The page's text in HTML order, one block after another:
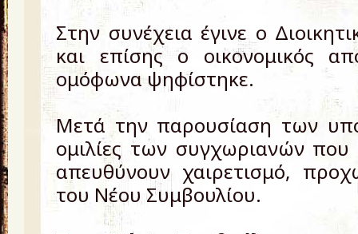
Στην συνέχεια έγινε ο
και επίσης ο οικονομικός
ομόφωνα ψηφίστηκε.
Μετά την παρουσίαση των
ομιλίες των συγχωριανών
απευθύνουν χαιρετισμό,
του Νέου Συμβουλίου.